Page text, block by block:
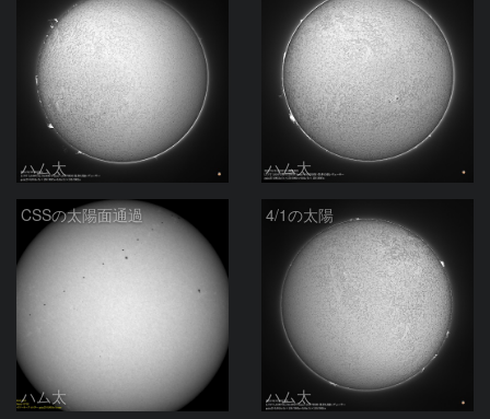
ハム太 ハム太
CSSの太陽面通過
ハム太
4/1の太陽
ハム太